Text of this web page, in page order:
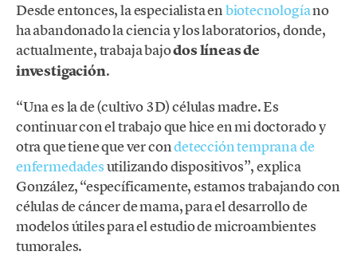
Desde entonces, la especialista enbiotecnologíano
ha abandonado la ciencia y los laboratorios, donde,
actualmente, trabaja bajodos líneas de
investigación.
“Una es la de (cultivo 3D) células madre. Es
continuar con el trabajo que hice en mi doctorado y
otra que tiene que ver condetección temprana de
enfermedadesutilizando dispositivos”, explica
González, “específicamente, estamos trabajando con
células de cáncer de mama, para el desarrollo de
modelos útiles para el estudio de microambientes
tumorales.